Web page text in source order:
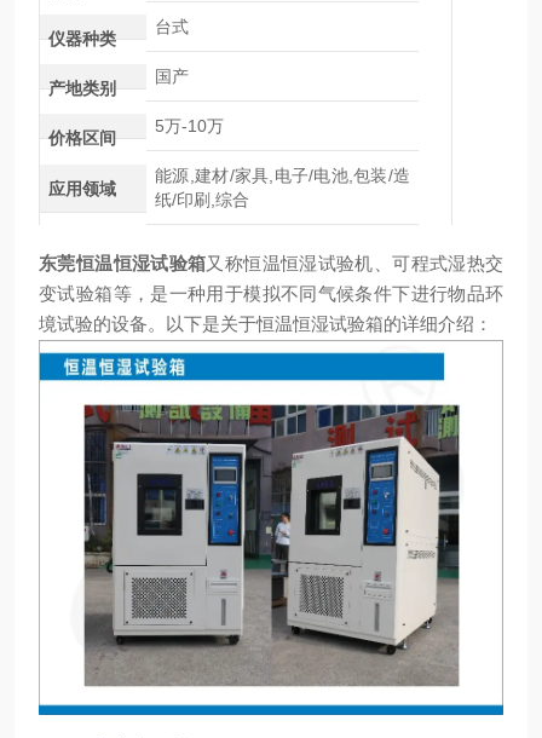
仪器种类
台式
产地类别
国产
价格区间
5万-10万
应用领域
能源,建材/家具,电子/电池,包装/造
纸/印刷,综合
东莞恒温恒湿试验箱又称恒温恒湿试验机、可程式湿热交
变试验箱等，是一种用于模拟不同气候条件下进行物品环
境试验的设备。以下是关于恒温恒湿试验箱的详细介绍：